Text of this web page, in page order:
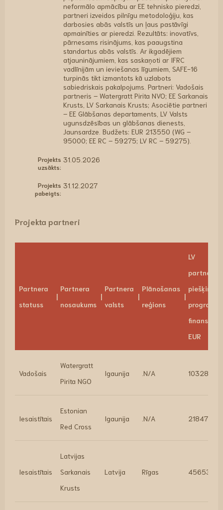
neformālo apmācību ar EE tehnisko pieredzi,
partneri izveidos pilnīgu metodoloģiju, kas
darbosies abās valstīs un ļaus pastāvīgi
apmainīties ar pieredzi. Rezultāts: inovatīvs,
pārnesams risinājums, kas paaugstina
standartus abās valstīs. Ar ikgadējiem
atjauninājumiem, kas saskaņoti ar IFRC
vadlīnijām un ieviešanas līgumiem, SAFE-16
turpinās tikt izmantots kā uzlabots
sabiedriskais pakalpojums. Partneri: Vadošais
partneris – Watergratt Pirita NVO; EE Sarkanais
Krusts, LV Sarkanais Krusts; Asociētie partneri
– EE Glābšanas departaments, LV Valsts
ugunsdzēsības un glābšanas dienests,
Jaunsardze. Budžets: EUR 213550 (WG –
95000; EE RC – 59275; LV RC – 59275).
Projekts
uzsākts:
31.05.2026
Projekts
pabeigts:
31.12.2027
Projekta partneri
Partnera
statuss
Partnera
nosaukums
Partnera
valsts
Plānošanas
reģions
LV
partnerim
piešķirtais
EUR
Vadošais
Watergratt
Pirita NGO
Igaunija .N/A 103281.55
Iesaistītais
Estonian
Red Cross
Igaunija .N/A 21847.68
Iesaistītais
Latvijas
Sarkanais
Krusts
Latvija Rīgas 45653.2